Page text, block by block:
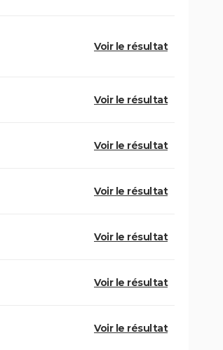
Voir le résultat
Voir le résultat
Voir le résultat
Voir le résultat
Voir le résultat
Voir le résultat
Voir le résultat